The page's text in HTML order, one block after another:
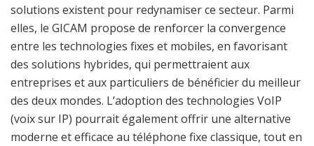
solutions existent pour redynamiser ce secteur. Parmi
elles, le GICAM propose de renforcer la convergence
entre les technologies fixes et mobiles, en favorisant
des solutions hybrides, qui permettraient aux
entreprises et aux particuliers de bénéficier du meilleur
des deux mondes. L’adoption des technologies VoIP
(voix sur IP) pourrait également offrir une alternative
moderne et efficace au téléphone fixe classique, tout en